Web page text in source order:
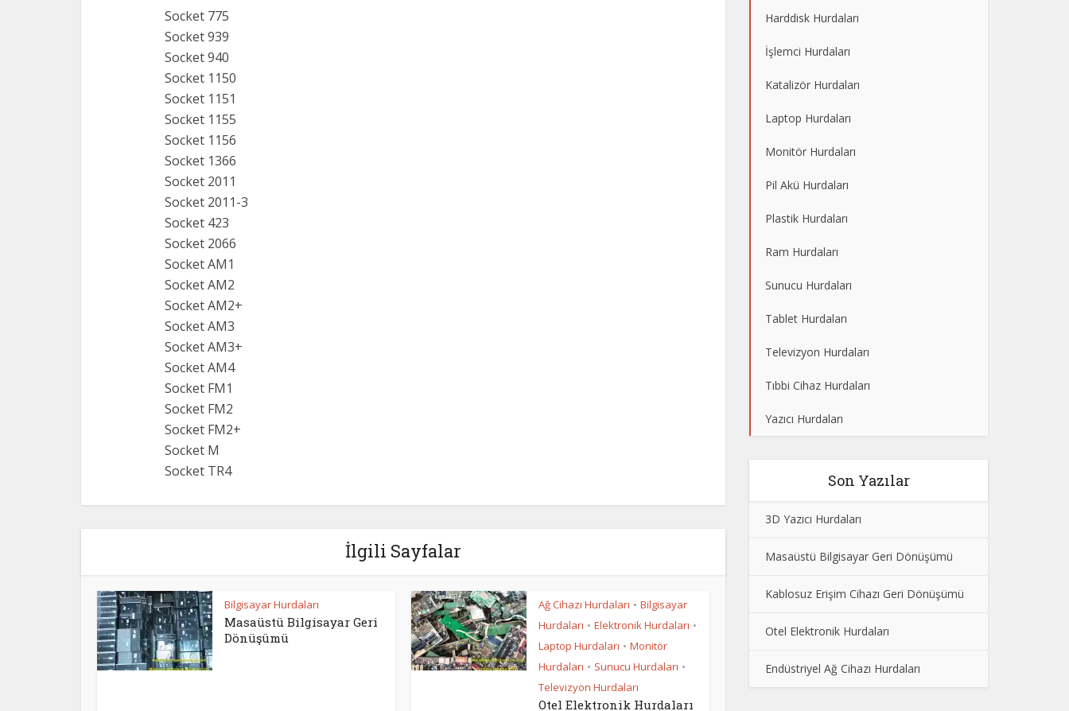
Socket 775
Socket 939
Socket 940
Socket 1150
Socket 1151
Socket 1155
Socket 1156
Socket 1366
Socket 2011
Socket 2011-3
Socket 423
Socket 2066
Socket AM1
Socket AM2
Socket AM2+
Socket AM3
Socket AM3+
Socket AM4
Socket FM1
Socket FM2
Socket FM2+
Socket M
Socket TR4
İlgili Sayfalar
Bilgisayar Hurdaları
Masaüstü Bilgisayar Geri
Dönüşümü
Ağ Cihazı Hurdaları • Bilgisayar
Hurdaları • Elektronik Hurdaları •
Laptop Hurdaları • Monitör
Hurdaları • Sunucu Hurdaları •
Televizyon Hurdaları
Otel Elektronik Hurdaları
Harddisk Hurdaları
İşlemci Hurdaları
Katalizör Hurdaları
Laptop Hurdaları
Monitör Hurdaları
Pil Akü Hurdaları
Plastik Hurdaları
Ram Hurdaları
Sunucu Hurdaları
Tablet Hurdaları
Televizyon Hurdaları
Tıbbi Cihaz Hurdaları
Yazıcı Hurdaları
Son Yazılar
3D Yazıcı Hurdaları
Masaüstü Bilgisayar Geri Dönüşümü
Kablosuz Erişim Cihazı Geri Dönüşümü
Otel Elektronik Hurdaları
Endüstriyel Ağ Cihazı Hurdaları